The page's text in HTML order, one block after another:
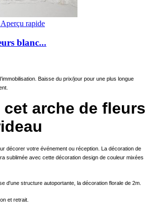
Aperçu rapide
blanc...
Baisse du prix/jour pour une plus longue
cet arche de fleurs
décorer votre événement ou réception. La décoration de
sublimée avec cette décoration design de couleur mixées
d'une structure autoportante, la décoration florale de 2m.
et retrait.